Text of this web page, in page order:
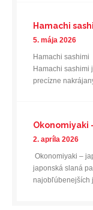
Hamachi
5. mája 2026
Hamachi sashimi
Hamachi sashimi
precízne
Okonomiyaki
2. apríla 2026
Okonomiyaki –
japonská slaná
najobľúbenejších